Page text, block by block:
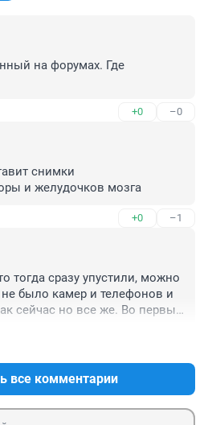
на форумах. Где
+0 –0
снимки
и желудочков мозга
+0 –1
тогда сразу упустили, можно
было камер и телефонов и
сейчас но все же. Во первых
скорее того с кем была
либо зашла в квартиру, где
с этим кем то и ушла в
все комментарии